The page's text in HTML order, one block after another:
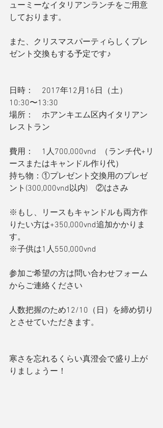
ューミーなイタリアンランチをご用意
しております。
また、クリスマスパーティらしくプレ
ゼント交換もする予定です♪
日時：　2017年12月16日（土）
10:30〜13:30
場所：　ホアンキエム区内イタリアン
レストラン
費用：　1人700,000vnd  （ランチ代+リ
ースまたはキャンドル作り代）
持ち物：①プレゼント交換用のプレゼ
ント(300,000vnd以内)　②はさみ
※もし、リースもキャンドルも両方作
りたい方は+350,000vnd追加かかりま
す。
※子供は1人550,000vnd
参加ご希望の方は問い合わせフォーム
からご連絡ください
人数把握のため12/10（日）を締め切り
とさせていただきます。
寒さを忘れるくらい真澄会で盛り上が
りましょうー！